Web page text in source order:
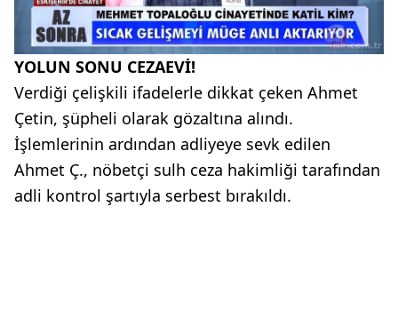
YOLUN SONU CEZAEVİ!
Verdiği çelişkili ifadelerle dikkat çeken Ahmet
Çetin, şüpheli olarak gözaltına alındı.
İşlemlerinin ardından adliyeye sevk edilen
Ahmet Ç., nöbetçi sulh ceza hakimliği tarafından
adli kontrol şartıyla serbest bırakıldı.